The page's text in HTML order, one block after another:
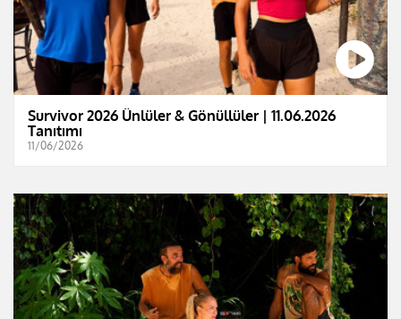
Survivor 2026 Ünlüler & Gönüllüler | 11.06.2026
Tanıtımı
11/06/2026